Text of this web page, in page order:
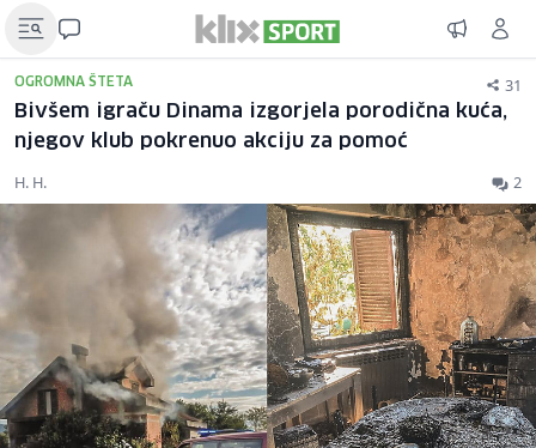
OGROMNA ŠTETA 31
Bivšem igraču Dinama izgorjela porodična kuća,
njegov klub pokrenuo akciju za pomoć
H. H. 2